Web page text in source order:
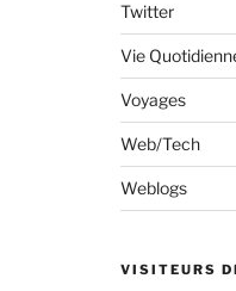
Twitter
Vie
Voyages
Web/Tech
Weblogs
VISITEURS